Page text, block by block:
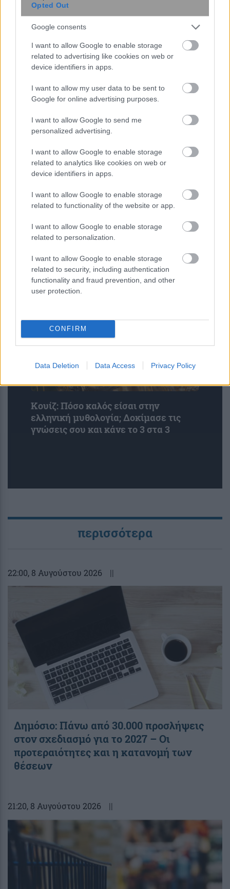
Opted Out
Google consents
I want to allow Google to enable storage
related to advertising like cookies on web or
device identifiers in apps.
I want to allow my user data to be sent to
Google for online advertising purposes.
I want to allow Google to send me
personalized advertising.
I want to allow Google to enable storage
related to analytics like cookies on web or
device identifiers in apps.
I want to allow Google to enable storage
related to functionality of the website or app.
I want to allow Google to enable storage
related to personalization.
I want to allow Google to enable storage
related to security, including authentication
functionality and fraud prevention, and other
user protection.
CONFIRM
Data Deletion Data Access Privacy Policy
6 φράσεις που χρησιμοποιούν οι
ναρκισσιστές στους καβγάδες για να
σας χειραγωγήσουν
Νέα κβαντική πύλη εντοπίζει μόνη
της τα σφάλματα ως απώλειες
φωτονίων
Κουίζ: Πόσο καλός είσαι στην
ελληνική μυθολογία; Δοκίμασε τις
γνώσεις σου και κάνε το 3 στα 3
περισσότερα
22:00, 8 Αυγούστου 2026 ||
Δημόσιο: Πάνω από 30.000 προσλήψεις
στον σχεδιασμό για το 2027 – Οι
προτεραιότητες και η κατανομή των
θέσεων
21:20, 8 Αυγούστου 2026 ||